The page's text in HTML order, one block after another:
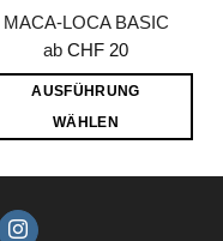
MACA-LOCA BASIC
ab CHF 20
AUSFÜHRUNG
WÄHLEN